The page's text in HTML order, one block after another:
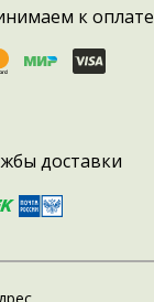
к оплате
доставки